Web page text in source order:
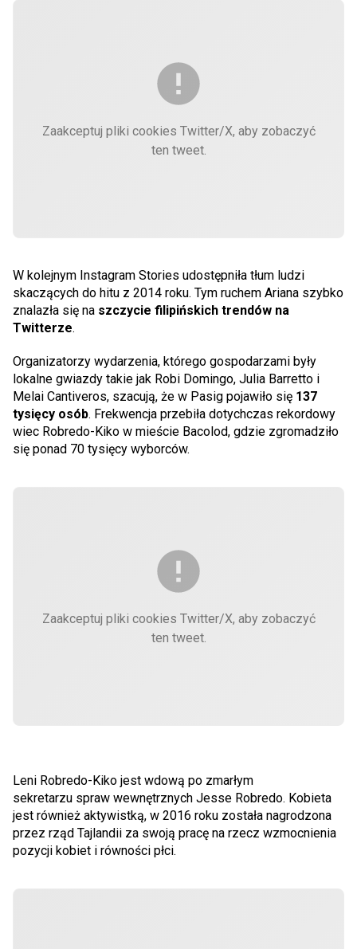
Zaakceptuj pliki cookies Twitter/X, aby zobaczyć
ten tweet.
W kolejnym Instagram Stories udostępniła tłum ludzi
skaczących do hitu z 2014 roku. Tym ruchem Ariana szybko
znalazła się na szczycie filipińskich trendów na
Twitterze.
Organizatorzy wydarzenia, którego gospodarzami były
lokalne gwiazdy takie jak Robi Domingo, Julia Barretto i
Melai Cantiveros, szacują, że w Pasig pojawiło się 137
tysięcy osób. Frekwencja przebiła dotychczas rekordowy
wiec Robredo-Kiko w mieście Bacolod, gdzie zgromadziło
się ponad 70 tysięcy wyborców.
Zaakceptuj pliki cookies Twitter/X, aby zobaczyć
ten tweet.
Leni Robredo-Kiko jest wdową po zmarłym
sekretarzu spraw wewnętrznych Jesse Robredo. Kobieta
jest również aktywistką, w 2016 roku została nagrodzona
przez rząd Tajlandii za swoją pracę na rzecz wzmocnienia
pozycji kobiet i równości płci.